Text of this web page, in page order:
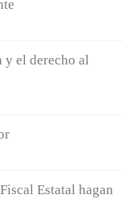
y el derecho al
Estatal hagan